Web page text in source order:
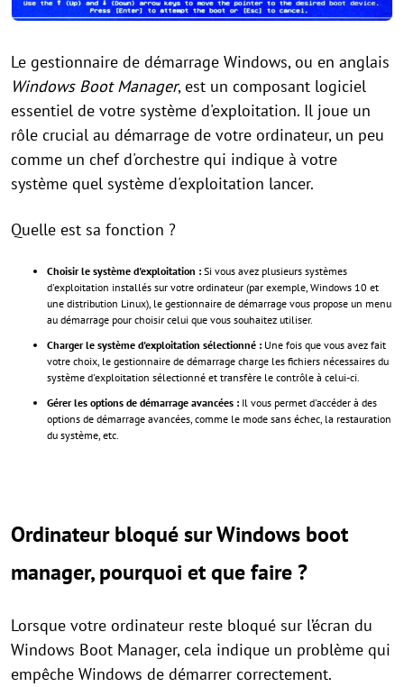
Le gestionnaire de démarrage Windows, ou en anglais
Windows Boot Manager, est un composant logiciel
essentiel de votre système d'exploitation. Il joue un
rôle crucial au démarrage de votre ordinateur, un peu
comme un chef d'orchestre qui indique à votre
système quel système d'exploitation lancer.
Quelle est sa fonction ?
Choisir le système d'exploitation : Si vous avez plusieurs systèmes
d'exploitation installés sur votre ordinateur (par exemple, Windows 10 et
une distribution Linux), le gestionnaire de démarrage vous propose un menu
au démarrage pour choisir celui que vous souhaitez utiliser.
Charger le système d'exploitation sélectionné : Une fois que vous avez fait
votre choix, le gestionnaire de démarrage charge les fichiers nécessaires du
système d'exploitation sélectionné et transfère le contrôle à celui-ci.
Gérer les options de démarrage avancées : Il vous permet d'accéder à des
options de démarrage avancées, comme le mode sans échec, la restauration
du système, etc.
Ordinateur bloqué sur Windows boot
manager, pourquoi et que faire ?
Lorsque votre ordinateur reste bloqué sur l’écran du
Windows Boot Manager, cela indique un problème qui
empêche Windows de démarrer correctement.